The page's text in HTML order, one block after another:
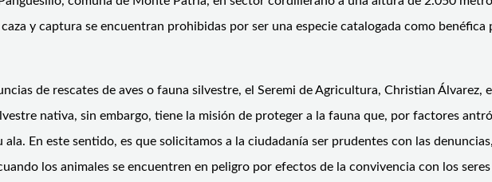
caza y captura se encuentran prohibidas por ser una especie catalogada como
de rescates de aves o fauna silvestre, el Seremi de Agricultura, Christian
nativa, sin embargo, tiene la misión de proteger a la fauna que, por factores
En este sentido, es que solicitamos a la ciudadanía ser prudentes con las
los animales se encuentren en peligro por efectos de la convivencia con los seres